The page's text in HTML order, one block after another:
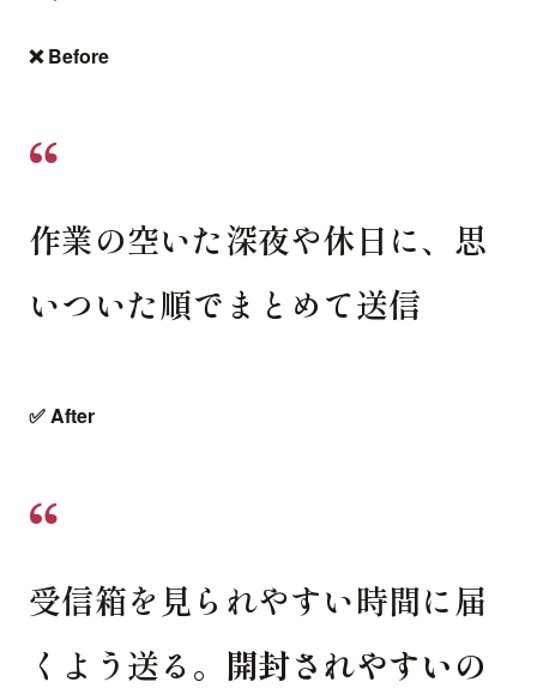
❌ Before
作業の空いた深夜や休日に、思
いついた順でまとめて送信
✅ After
受信箱を見られやすい時間に届
くよう送る。 開封されやすいの